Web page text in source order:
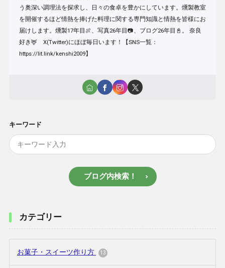
う奥深い調理法を探求し、日々の食卓を豊かにしています。燻製教室
を開催するほど情熱を捧げた料理に関する専門知識と情熱を皆様にお
届けします。燻製17年目🍖、写真26年目📷、ブログ26年目📓。 奈良
好き🦌 X(Twitter)にほぼ毎日います！【SNS一覧：
https://lit.link/kenshi2009】
キーワード
ブログ内検索！
カテゴリー
お菓子・スイーツ作り方 13